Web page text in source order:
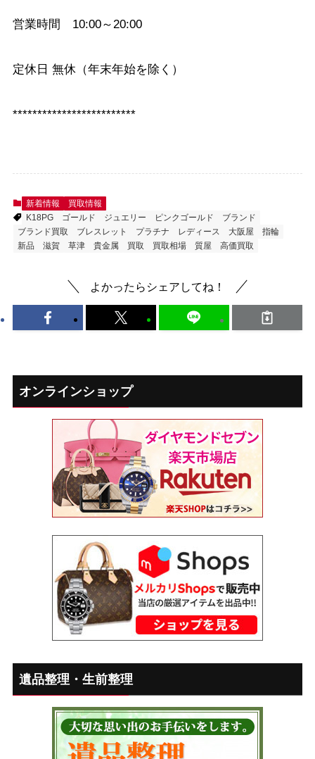
営業時間 10:00～20:00
定休日 無休（年末年始を除く）
*************************
新着情報
買取情報
K18PG
ゴールド ジュエリー ピンクゴールド
ブランド
ブランド買取
ブレスレット プラチナ レディース 大阪屋
指輪
新品
滋賀 草津 貴金属 買取 買取相場 質屋 高価買取
よかったらシェアしてね！
オンラインショップ
遺品整理・生前整理